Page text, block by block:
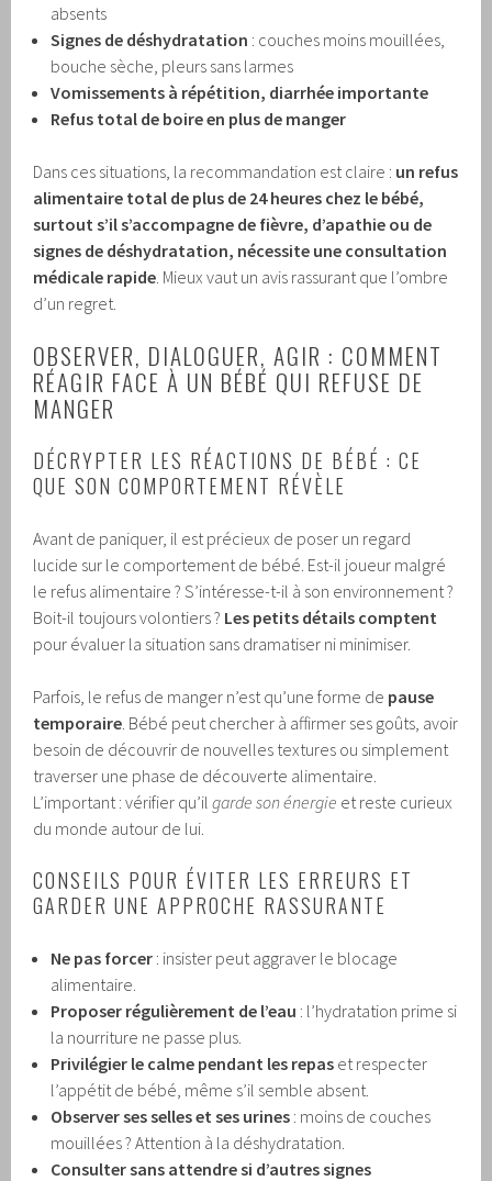
absents
Signes de déshydratation : couches moins mouillées,
bouche sèche, pleurs sans larmes
Vomissements à répétition, diarrhée importante
Refus total de boire en plus de manger
Dans ces situations, la recommandation est claire : un refus
alimentaire total de plus de 24 heures chez le bébé,
surtout s’il s’accompagne de fièvre, d’apathie ou de
signes de déshydratation, nécessite une consultation
médicale rapide . Mieux vaut un avis rassurant que l’ombre
d’un regret.
OBSERVER, DIALOGUER, AGIR : COMMENT
RÉAGIR FACE À UN BÉBÉ QUI REFUSE DE
MANGER
DÉCRYPTER LES RÉACTIONS DE BÉBÉ : CE
QUE SON COMPORTEMENT RÉVÈLE
Avant de paniquer, il est précieux de poser un regard
lucide sur le comportement de bébé. Est-il joueur malgré
le refus alimentaire ? S’intéresse-t-il à son environnement ?
Boit-il toujours volontiers ? Les petits détails comptent
pour évaluer la situation sans dramatiser ni minimiser.
Parfois, le refus de manger n’est qu’une forme de pause
temporaire . Bébé peut chercher à affirmer ses goûts, avoir
besoin de découvrir de nouvelles textures ou simplement
traverser une phase de découverte alimentaire.
L’important : vérifier qu’ilgarde son énergie et reste curieux
du monde autour de lui.
CONSEILS POUR ÉVITER LES ERREURS ET
GARDER UNE APPROCHE RASSURANTE
Ne pas forcer : insister peut aggraver le blocage
alimentaire.
Proposer régulièrement de l’eau : l’hydratation prime si
la nourriture ne passe plus.
Privilégier le calme pendant les repas et respecter
l’appétit de bébé, même s’il semble absent.
Observer ses selles et ses urines : moins de couches
mouillées ? Attention à la déshydratation.
Consulter sans attendre si d’autres signes